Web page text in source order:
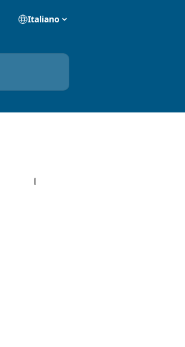
Italiano